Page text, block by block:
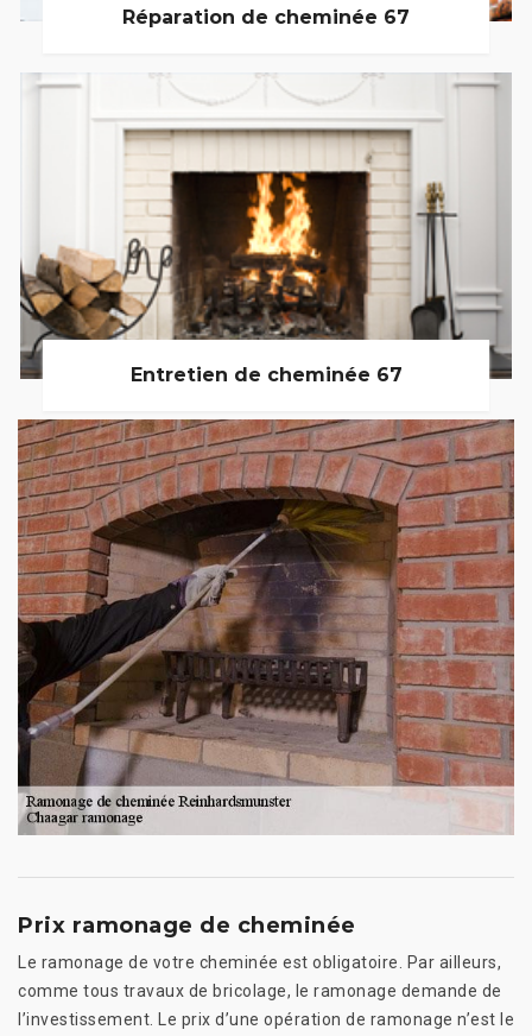
Réparation de cheminée 67
Entretien de cheminée 67
Prix ramonage de cheminée
Le ramonage de votre cheminée est obligatoire. Par ailleurs,
comme tous travaux de bricolage, le ramonage demande de
l’investissement. Le prix d’une opération de ramonage n’est le